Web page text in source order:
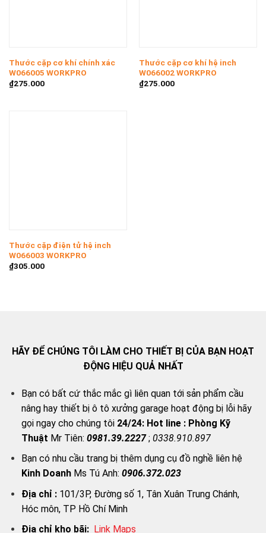
Thước cặp cơ khí chính xác
W066005 WORKPRO
₫275.000
Thước cặp cơ khí hệ inch
W066002 WORKPRO
₫275.000
Thước cặp điện tử hệ inch
W066003 WORKPRO
₫305.000
HÃY ĐỂ CHÚNG TÔI LÀM CHO THIẾT BỊ CỦA BẠN HOẠT
ĐỘNG HIỆU QUẢ NHẤT
Bạn có bất cứ thắc mắc gì liên quan tới sản phẩm cầu
nâng hay thiết bị ô tô xưởng garage hoạt động bị lỗi hãy
gọi ngay cho chúng tôi 24/24: Hot line : Phòng Kỹ
Thuật Mr Tiên: 0981.39.2227; 0338.910.897
Bạn có nhu cầu trang bị thêm dụng cụ đồ nghề liên hệ
Kinh DoanhMs Tú Anh: 0906.372.023
Địa chỉ :101/3P, Đường số 1, Tân Xuân Trung Chánh,
Hóc môn, TP Hồ Chí Minh
Địa chỉ kho bãi: Link Maps